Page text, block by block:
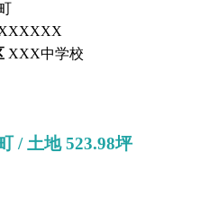
XXX中学校
/ 土地 523.98坪